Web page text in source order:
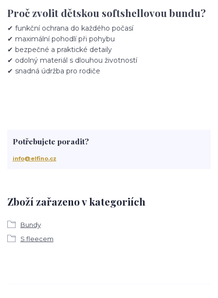
Proč zvolit dětskou softshellovou bundu?
✔ funkční ochrana do každého počasí
✔ maximální pohodlí při pohybu
✔ bezpečné a praktické detaily
✔ odolný materiál s dlouhou životností
✔ snadná údržba pro rodiče
Zboží zařazeno v kategoriích
Bundy
S fleecem
Potřebujete poradit?
info@elfino.cz